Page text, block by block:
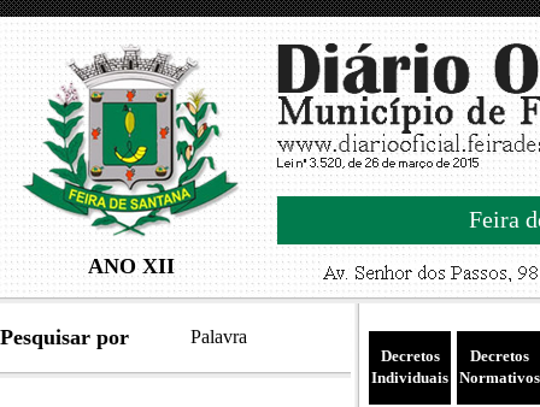
ANO XII
Feira
Pesquisar por Palavra
Decretos
Individuais
Decretos
Normativos